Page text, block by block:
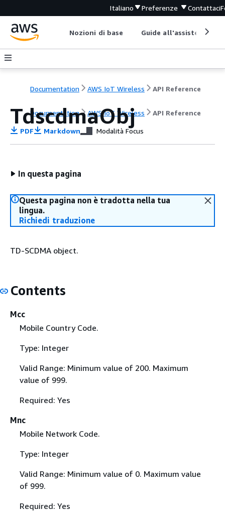
Italiano Preferenze Contattaci
Nozioni di base Guide all'assistenza
Documentation AWS IoT Wireless API Reference
Documentation AWS IoT Wireless API Reference
TdscdmaObj
PDF Markdown Modalità Focus
In questa pagina
Questa pagina non è tradotta nella tua
lingua.
Richiedi traduzione
TD-SCDMA object.
Contents
Mcc
Mobile Country Code.
Type: Integer
Valid Range: Minimum value of 200. Maximum
value of 999.
Required: Yes
Mnc
Mobile Network Code.
Type: Integer
Valid Range: Minimum value of 0. Maximum value
of 999.
Required: Yes